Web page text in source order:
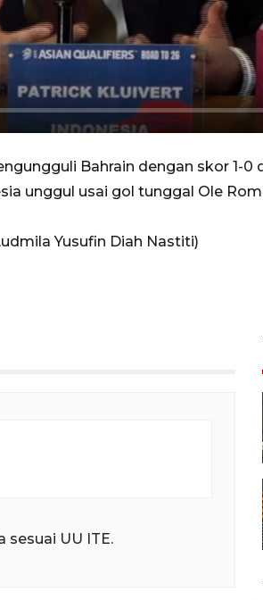
Bahrain dengan skor 1-
unggul usai gol tunggal Ole
Yusufin Diah Nastiti)
UU ITE.